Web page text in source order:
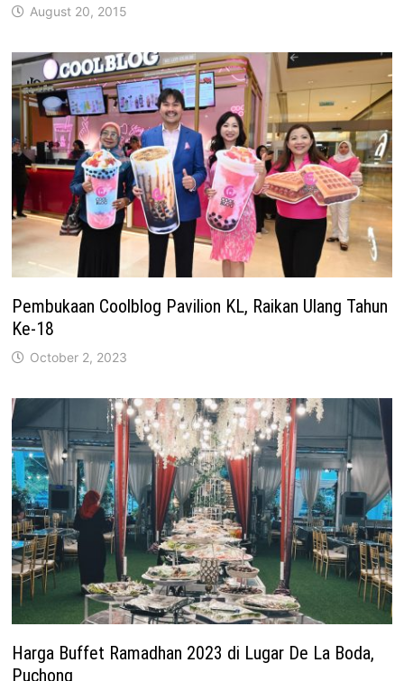
August 20, 2015
Pembukaan Coolblog Pavilion KL, Raikan Ulang Tahun
Ke-18
October 2, 2023
Harga Buffet Ramadhan 2023 di Lugar De La Boda,
Puchong